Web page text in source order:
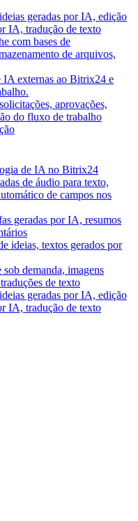
geradas por IA, edição
IA, tradução de texto
com bases de
de arquivos,
IA externas ao Bitrix24 e
aprovações,
do fluxo de trabalho
de IA no Bitrix24
de áudio para texto,
de campos nos
geradas por IA, resumos
ideias, textos gerados por
sob demanda, imagens
de texto
geradas por IA, edição
IA, tradução de texto